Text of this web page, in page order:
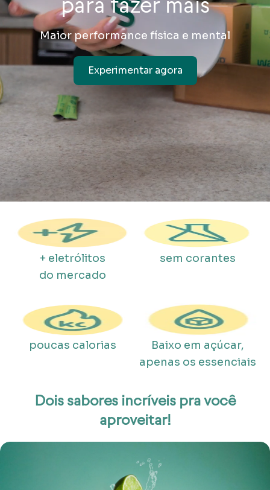
Maior performance física e mental
Experimentar agora
+ eletrólitos
do mercado
sem corantes
poucas calorias
Baixo em açúcar,
apenas os essenciais
Dois sabores incríveis pra você
aproveitar!